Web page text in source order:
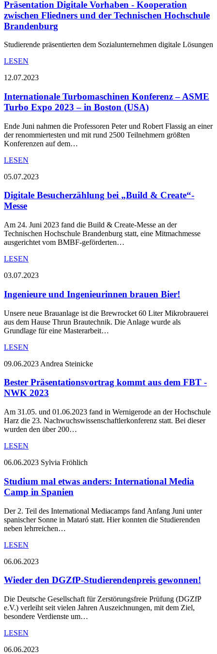
Präsentation Digitale Vorhaben - Kooperation
zwischen Fliedners und der Technischen Hochschule
Brandenburg
Studierende präsentierten dem Sozialunternehmen digitale Lösungen
LESEN
12.07.2023
Internationale Turbomaschinen Konferenz – ASME
Turbo Expo 2023 – in Boston (USA)
Ende Juni nahmen die Professoren Peter und Robert Flassig an einer
der renommiertesten und mit rund 2500 Teilnehmern größten
Konferenzen auf dem…
LESEN
05.07.2023
Digitale Besucherzählung bei „Build & Create“-
Messe
Am 24. Juni 2023 fand die Build & Create-Messe an der
Technischen Hochschule Brandenburg statt, eine Mitmachmesse
ausgerichtet vom BMBF-geförderten…
LESEN
03.07.2023
Ingenieure und Ingenieurinnen brauen Bier!
Unsere neue Brauanlage ist die Brewrocket 60 Liter Mikrobrauerei
aus dem Hause Thrun Brautechnik. Die Anlage wurde als
Grundlage für eine Masterarbeit…
LESEN
09.06.2023 Andrea Steinicke
Bester Präsentationsvortrag kommt aus dem FBT -
NWK 2023
Am 31.05. und 01.06.2023 fand in Wernigerode an der Hochschule
Harz die 23. Nachwuchswissenschaftlerkonferenz statt. Bei dieser
wurden den über 200…
LESEN
06.06.2023 Sylvia Fröhlich
Studium mal etwas anders: International Media
Camp in Spanien
Der 2. Teil des International Mediacamps fand Anfang Juni unter
spanischer Sonne in Mataró statt. Hier konnten die Studierenden
neben lehrreichen…
LESEN
06.06.2023
Wieder den DGZfP-Studierendenpreis gewonnen!
Die Deutsche Gesellschaft für Zerstörungsfreie Prüfung (DGZfP
e.V.) verleiht seit vielen Jahren Auszeichnungen, mit dem Ziel,
besondere Verdienste um…
LESEN
06.06.2023